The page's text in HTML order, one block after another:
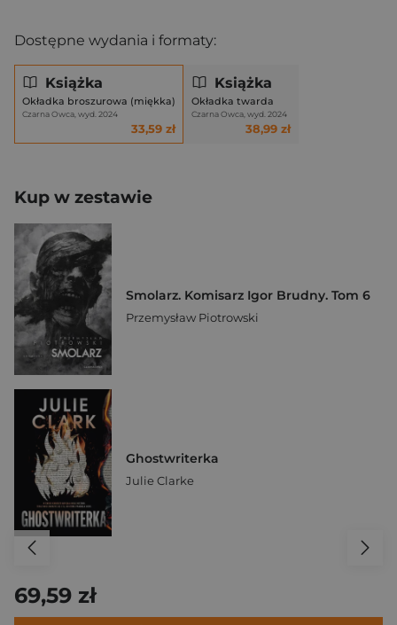
Dostępne wydania i formaty:
Książka
Okładka broszurowa (miękka)
Czarna Owca, wyd. 2024
33,59 zł
Książka
Okładka twarda
Czarna Owca, wyd. 2024
38,99 zł
Kup w zestawie
Smolarz. Komisarz Igor Brudny. Tom 6
Przemysław Piotrowski
Ghostwriterka
Julie Clarke
69,59 zł